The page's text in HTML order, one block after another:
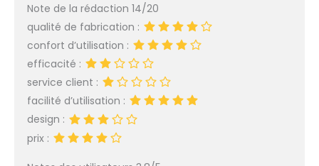
Note de la rédaction 14/20
qualité de fabrication :
confort d’utilisation :
efficacité :
service client :
facilité d’utilisation :
design :
prix :